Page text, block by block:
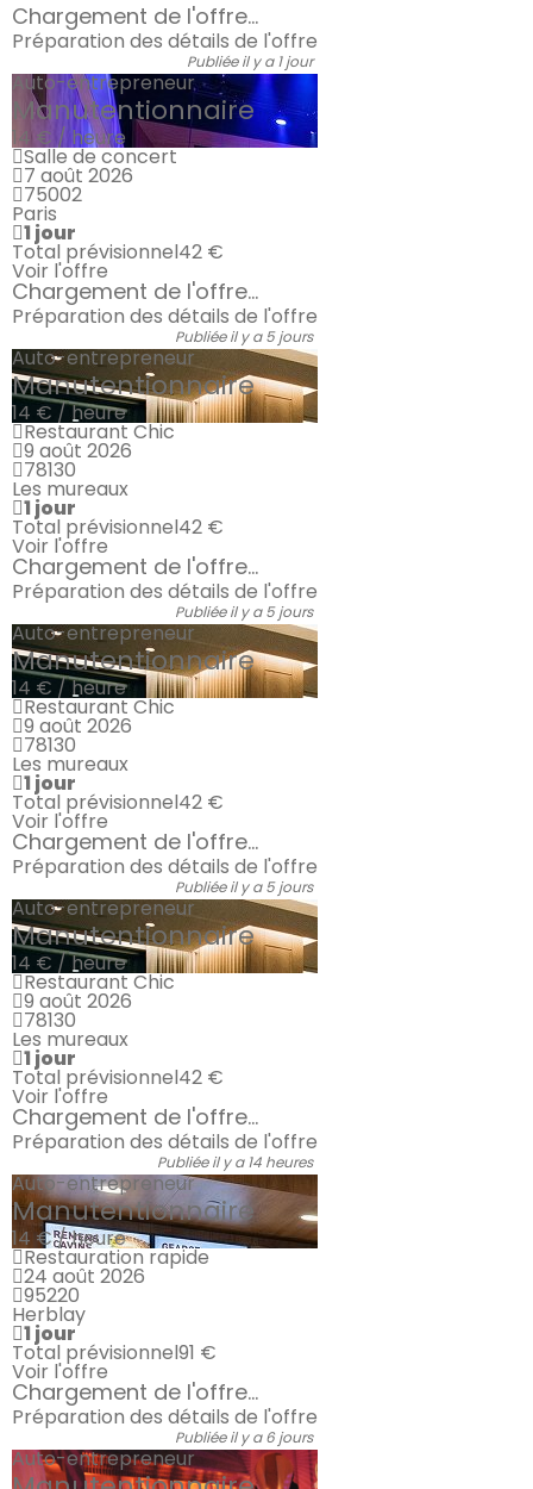
Chargement de l'offre...
Préparation des détails de l'offre
Publiée il y a 1 jour
Auto-entrepreneur
Manutentionnaire
14 € / heure
Salle de concert
7 août 2026
75002
Paris
1 jour
Total prévisionnel42 €
Voir l'offre
Chargement de l'offre...
Préparation des détails de l'offre
Publiée il y a 5 jours
Auto-entrepreneur
Manutentionnaire
14 € / heure
Restaurant Chic
9 août 2026
78130
Les mureaux
1 jour
Total prévisionnel42 €
Voir l'offre
Chargement de l'offre...
Préparation des détails de l'offre
Publiée il y a 5 jours
Auto-entrepreneur
Manutentionnaire
14 € / heure
Restaurant Chic
9 août 2026
78130
Les mureaux
1 jour
Total prévisionnel42 €
Voir l'offre
Chargement de l'offre...
Préparation des détails de l'offre
Publiée il y a 5 jours
Auto-entrepreneur
Manutentionnaire
14 € / heure
Restaurant Chic
9 août 2026
78130
Les mureaux
1 jour
Total prévisionnel42 €
Voir l'offre
Chargement de l'offre...
Préparation des détails de l'offre
Publiée il y a 14 heures
Auto-entrepreneur
Manutentionnaire
14 € / heure
Restauration rapide
24 août 2026
95220
Herblay
1 jour
Total prévisionnel91 €
Voir l'offre
Chargement de l'offre...
Préparation des détails de l'offre
Publiée il y a 6 jours
Auto-entrepreneur